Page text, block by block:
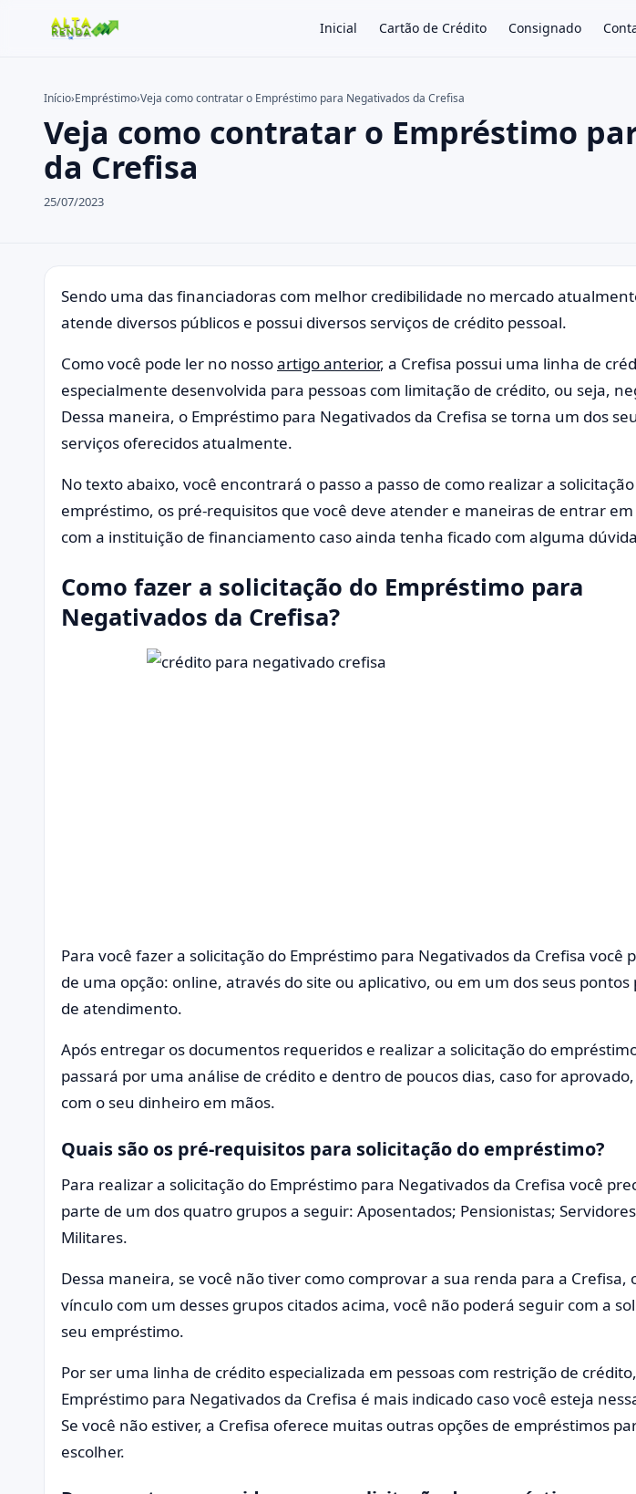
Inicial Cartão de Crédito Consignado
Buscar no site
Buscar por:
Pressione Enter para buscar ou ESC para fechar.
Início›Empréstimo›Veja como contratar o Empréstimo para Negativados da Crefisa
Veja como contratar o Empréstimo
da Crefisa
25/07/2023
Sendo uma das financiadoras com melhor credibilidade no mercado
atende diversos públicos e possui diversos serviços de crédito pessoal.
Como você pode ler no nossoartigo anterior, a Crefisa possui uma linha de
especialmente desenvolvida para pessoas com limitação de crédito, ou seja,
Dessa maneira, o Empréstimo para Negativados da Crefisa se torna um dos
serviços oferecidos atualmente.
No texto abaixo, você encontrará o passo a passo de como realizar a
empréstimo, os pré-requisitos que você deve atender e maneiras de entrar
com a instituição de financiamento caso ainda tenha ficado com alguma
Como fazer a solicitação do Empréstimo para
Negativados da Crefisa?
Para você fazer a solicitação do Empréstimo para Negativados da Crefisa você
de uma opção: online, através do site ou aplicativo, ou em um dos seus pontos
de atendimento.
Após entregar os documentos requeridos e realizar a solicitação do
passará por uma análise de crédito e dentro de poucos dias, caso for
com o seu dinheiro em mãos.
Quais são os pré-requisitos para solicitação do empréstimo?
Para realizar a solicitação do Empréstimo para Negativados da Crefisa você
parte de um dos quatro grupos a seguir: Aposentados; Pensionistas;
Militares.
Dessa maneira, se você não tiver como comprovar a sua renda para a Crefisa,
vínculo com um desses grupos citados acima, você não poderá seguir com a
seu empréstimo.
Por ser uma linha de crédito especializada em pessoas com restrição de
Empréstimo para Negativados da Crefisa é mais indicado caso você esteja
Se você não estiver, a Crefisa oferece muitas outras opções de empréstimos
escolher.